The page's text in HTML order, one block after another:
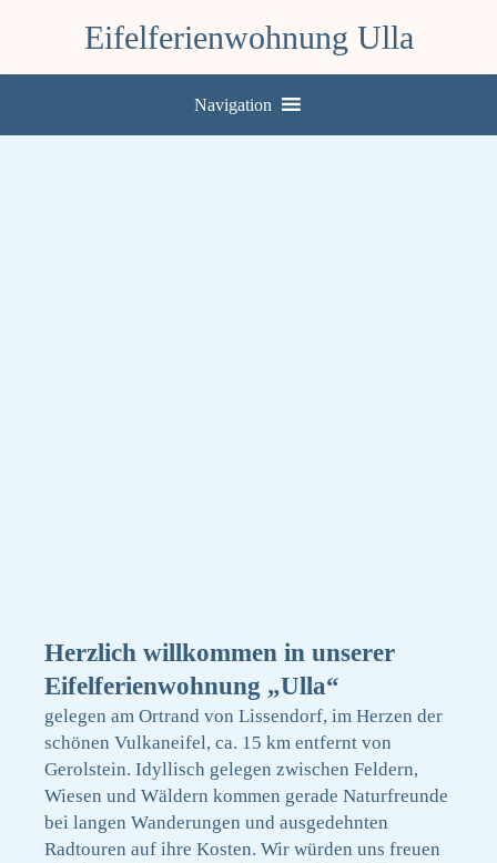
Eifelferienwohnung Ulla
Navigation
Herzlich willkommen in unserer
Eifelferienwohnung „Ulla“
gelegen am Ortrand von Lissendorf, im Herzen der
schönen Vulkaneifel, ca. 15 km entfernt von
Gerolstein. Idyllisch gelegen zwischen Feldern,
Wiesen und Wäldern kommen gerade Naturfreunde
bei langen Wanderungen und ausgedehnten
Radtouren auf ihre Kosten. Wir würden uns freuen